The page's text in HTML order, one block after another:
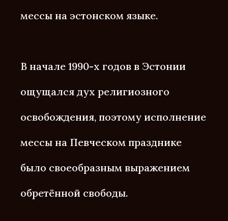
мессы на эстонском языке.
В начале 1990-х годов в Эстонии
ощущался дух религиозного
освобождения, поэтому исполнение
мессы на Певческом празднике
было своеобразным выражением
обретённой свободы.